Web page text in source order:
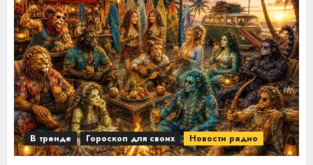
В тренде Гороскоп для своих Новости радио